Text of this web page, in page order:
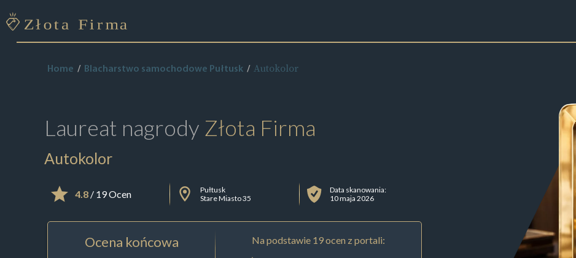
Home Blacharstwo samochodowe Pułtusk Autokolor
Laureat nagrody Złota Firma
Autokolor
4.8/ 19 Ocen
Pułtusk
Stare Miasto 35
Data skanowania:
10 maja 2026
Ocena końcowa Na podstawie 19 ocen z portali: